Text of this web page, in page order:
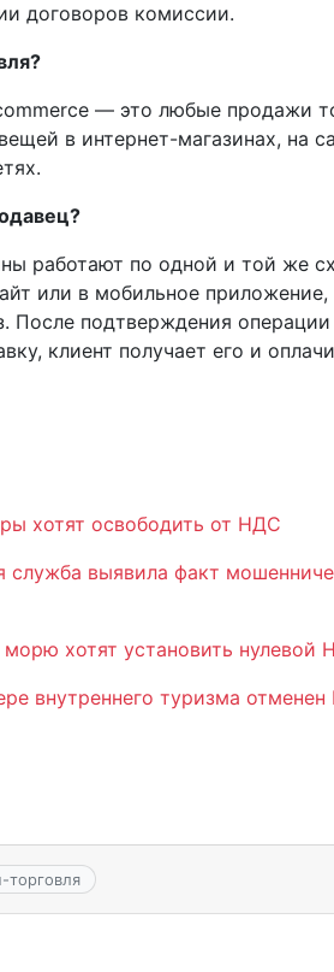
договоров комиссии.
— это любые продажи
в интернет-магазинах, на
работают по одной и той же
или в мобильное
После подтверждения
клиент получает его и
хотят освободить от НДС
служба выявила факт
хотят установить нулевой
внутреннего туризма
торговля